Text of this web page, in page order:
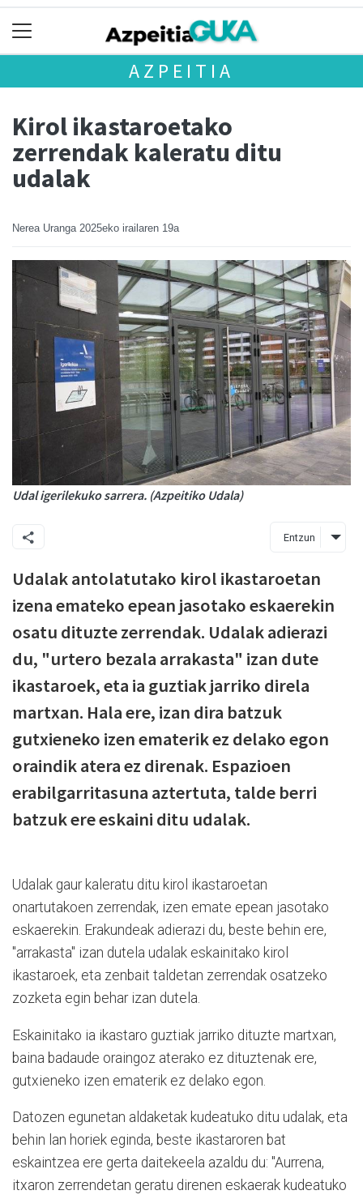
AZPEITIA
Kirol ikastaroetako
zerrendak kaleratu ditu
udalak
Nerea Uranga 2025eko irailaren 19a
Udal igerilekuko sarrera. (Azpeitiko Udala)
Entzun
Udalak antolatutako kirol ikastaroetan
izena emateko epean jasotako eskaerekin
osatu dituzte zerrendak. Udalak adierazi
du, "urtero bezala arrakasta" izan dute
ikastaroek, eta ia guztiak jarriko direla
martxan. Hala ere, izan dira batzuk
gutxieneko izen ematerik ez delako egon
oraindik atera ez direnak. Espazioen
erabilgarritasuna aztertuta, talde berri
batzuk ere eskaini ditu udalak.
Udalak gaur kaleratu ditu kirol ikastaroetan
onartutakoen zerrendak, izen emate epean jasotako
eskaerekin. Erakundeak adierazi du, beste behin ere,
"arrakasta" izan dutela udalak eskainitako kirol
ikastaroek, eta zenbait taldetan zerrendak osatzeko
zozketa egin behar izan dutela.
Eskainitako ia ikastaro guztiak jarriko dituzte martxan,
baina badaude oraingoz aterako ez dituztenak ere,
gutxieneko izen ematerik ez delako egon.
Datozen egunetan aldaketak kudeatuko ditu udalak, eta
behin lan horiek eginda, beste ikastaroren bat
eskaintzea ere gerta daitekeela azaldu du: "Aurrena,
itxaron zerrendetan geratu direnen eskaerak kudeatuko